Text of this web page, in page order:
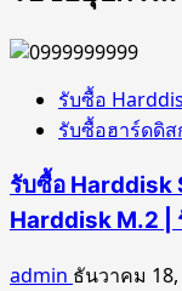
สอง
รับซื้อ
รับซื้อฮาร์ดดิส
รับซื้อ Harddisk
Harddisk M.2 |
admin ธันวาคม 18,